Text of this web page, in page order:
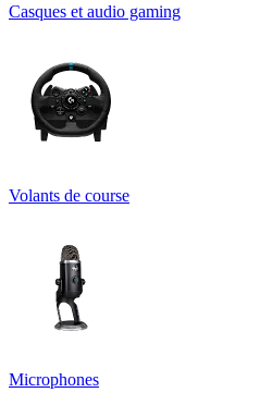
Casques et audio gaming
Volants de course
Microphones